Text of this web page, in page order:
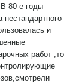
80-е годы
нестандартного
и
работ ,то